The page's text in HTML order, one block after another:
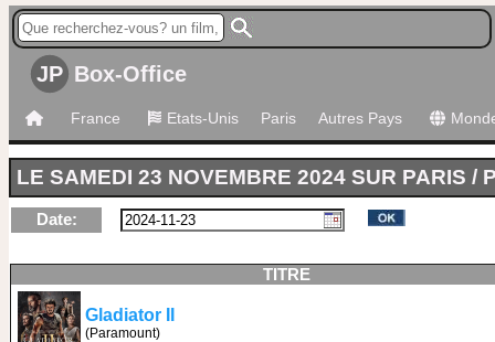
JP Box-Office
France Etats-Unis Paris Autres Pays
LE SAMEDI 23 NOVEMBRE 2024 SUR PARIS /
Date:
TITRE
Gladiator II
(Paramount)